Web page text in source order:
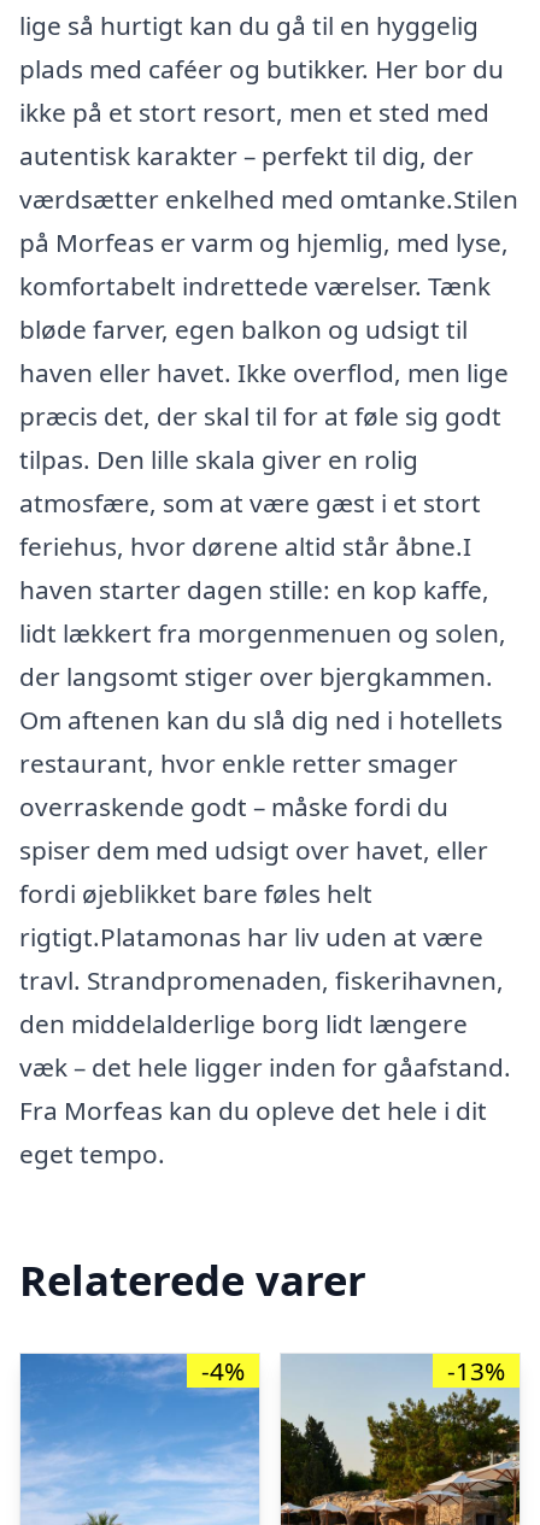
lige så hurtigt kan du gå til en hyggelig
plads med caféer og butikker. Her bor du
ikke på et stort resort, men et sted med
autentisk karakter – perfekt til dig, der
værdsætter enkelhed med omtanke.Stilen
på Morfeas er varm og hjemlig, med lyse,
komfortabelt indrettede værelser. Tænk
bløde farver, egen balkon og udsigt til
haven eller havet. Ikke overflod, men lige
præcis det, der skal til for at føle sig godt
tilpas. Den lille skala giver en rolig
atmosfære, som at være gæst i et stort
feriehus, hvor dørene altid står åbne.I
haven starter dagen stille: en kop kaffe,
lidt lækkert fra morgenmenuen og solen,
der langsomt stiger over bjergkammen.
Om aftenen kan du slå dig ned i hotellets
restaurant, hvor enkle retter smager
overraskende godt – måske fordi du
spiser dem med udsigt over havet, eller
fordi øjeblikket bare føles helt
rigtigt.Platamonas har liv uden at være
travl. Strandpromenaden, fiskerihavnen,
den middelalderlige borg lidt længere
væk – det hele ligger inden for gåafstand.
Fra Morfeas kan du opleve det hele i dit
eget tempo.
Relaterede varer
-4% -13%